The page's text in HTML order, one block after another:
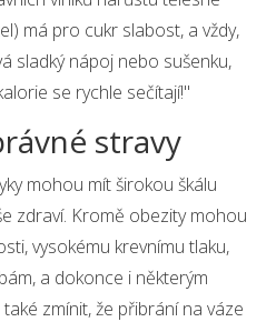
má pro cukr slabost, a vždy,
sladký nápoj nebo sušenku,
se rychle sečítají!"
stravy
mohou mít širokou škálu
zdraví. Kromě obezity mohou
vysokému krevnímu tlaku,
a dokonce i některým
zmínit, že přibrání na váze